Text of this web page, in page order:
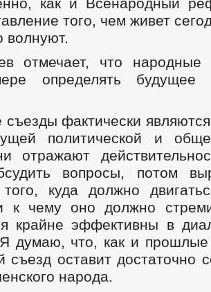
того, чем живет
волнуют.
отмечает, что народные
определять будущее
фактически
политической и
отражают
вопросы, потом
того, куда должно
к чему оно должно
крайне эффективны в
Я думаю, что, как и
съезд оставит достаточно
народа.